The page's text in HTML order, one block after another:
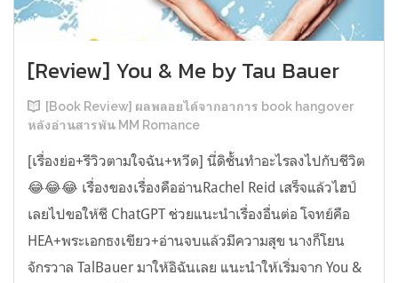
[Review] You & Me by Tau Bauer
[Book Review] ผลพลอยได้จากอาการ book hangover
หลังอ่านสารพัน MM Romance
[เรื่องย่อ+รีวิวตามใจฉัน+หวีด] นี่ดิชั้นทำอะไรลงไปกับชีวิต
😂😂😂 เรื่องของเรื่องคืออ่านRachel Reid เสร็จแล้วไฮป์
เลยไปขอให้ชี ChatGPT ช่วยแนะนำเรื่องอื่นต่อ โจทย์คือ
HEA+พระเอกธงเขียว+อ่านจบแล้วมีความสุข นางก็โยน
จักรวาล TalBauer มาให้อิฉันเลย แนะนำให้เริ่มจาก You &